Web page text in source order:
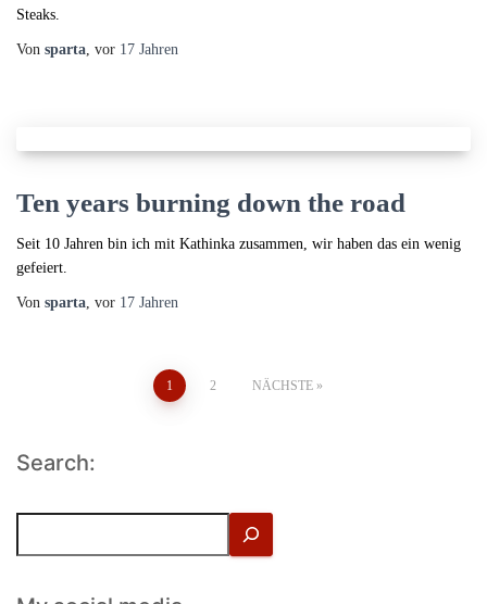
Steaks.
Von sparta , vor 17 Jahren
Ten years burning down the road
Seit 10 Jahren bin ich mit Kathinka zusammen, wir haben das ein wenig
gefeiert.
Von sparta , vor 17 Jahren
Seitennummerierung
1 2 NÄCHSTE
Search:
h